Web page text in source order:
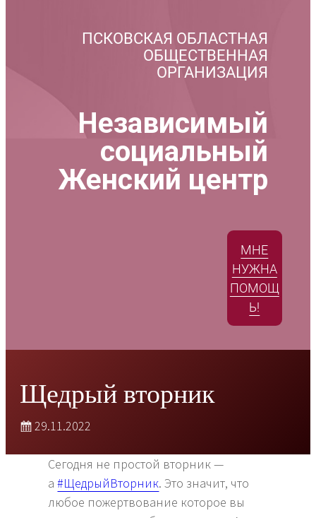
ПСКОВСКАЯ ОБЛАСТНАЯ
ОБЩЕСТВЕННАЯ
ОРГАНИЗАЦИЯ
Независимый
социальный
Женский центр
МНЕ
НУЖНА
ПОМОЩ
Ь!
Щедрый вторник
29.11.2022
Сегодня не простой вторник —
а#ЩедрыйВторник. Это значит, что
любое пожертвование которое вы